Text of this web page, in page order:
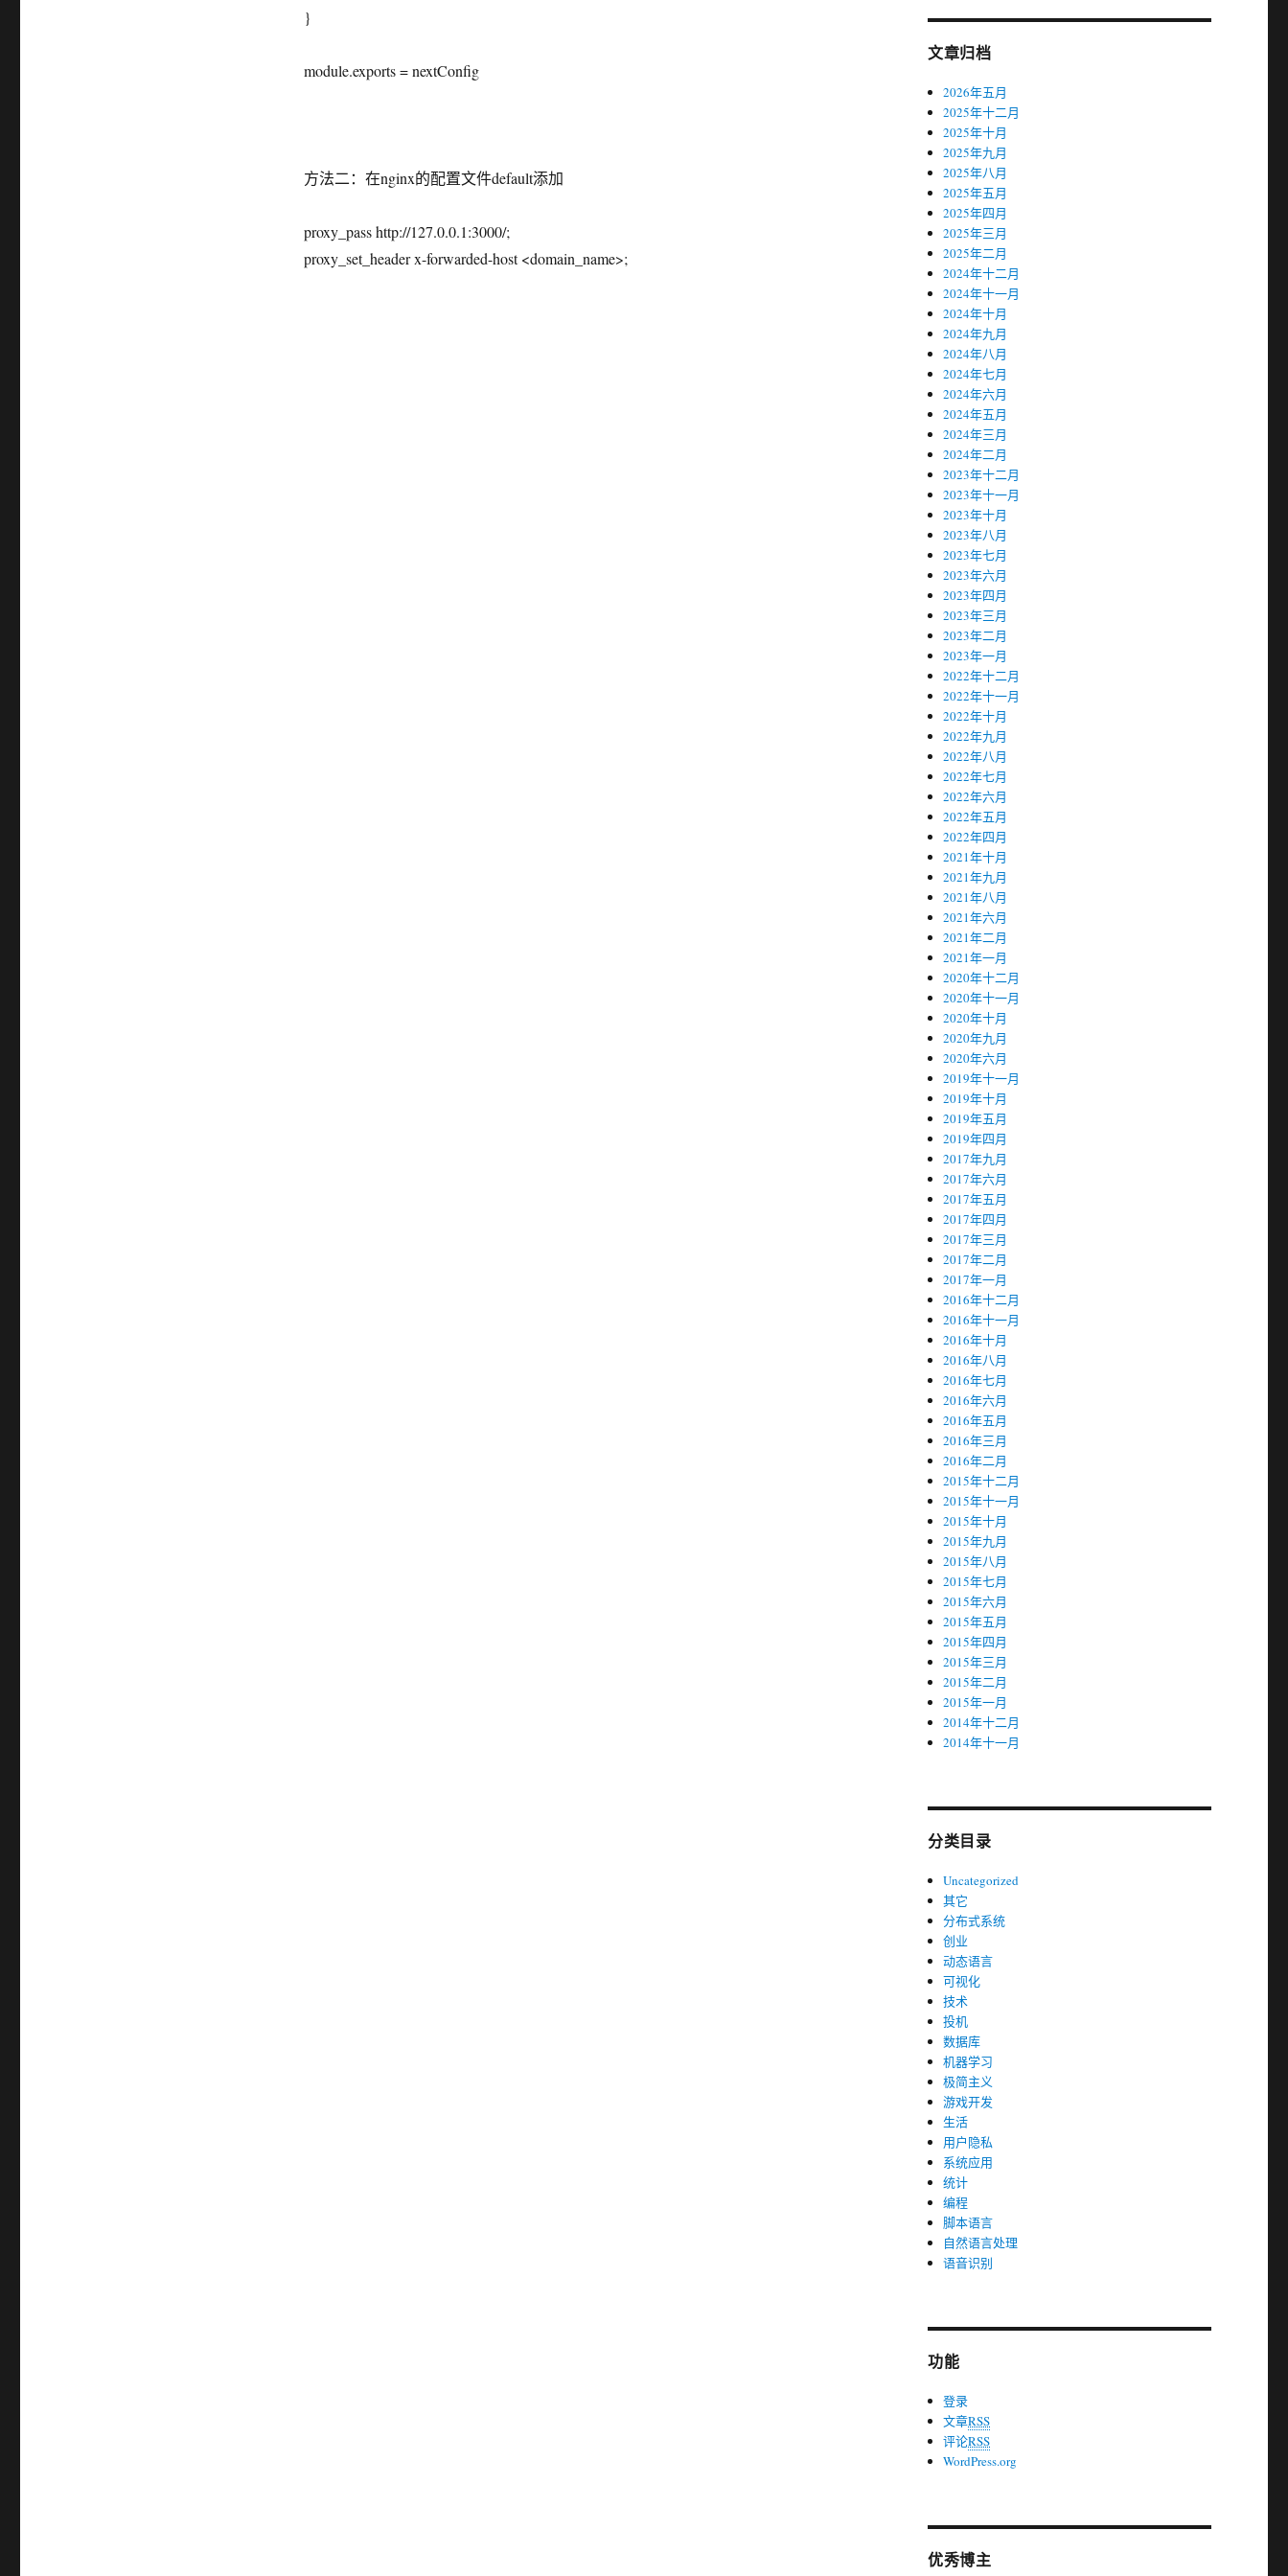
}
module.exports = nextConfig
方法二：在nginx的配置文件default添加
proxy_pass http://127.0.0.1:3000/;
proxy_set_header x-forwarded-host <domain_name>;
文章归档
2026年五月
2025年十二月
2025年十月
2025年九月
2025年八月
2025年五月
2025年四月
2025年三月
2025年二月
2024年十二月
2024年十一月
2024年十月
2024年九月
2024年八月
2024年七月
2024年六月
2024年五月
2024年三月
2024年二月
2023年十二月
2023年十一月
2023年十月
2023年八月
2023年七月
2023年六月
2023年四月
2023年三月
2023年二月
2023年一月
2022年十二月
2022年十一月
2022年十月
2022年九月
2022年八月
2022年七月
2022年六月
2022年五月
2022年四月
2021年十月
2021年九月
2021年八月
2021年六月
2021年二月
2021年一月
2020年十二月
2020年十一月
2020年十月
2020年九月
2020年六月
2019年十一月
2019年十月
2019年五月
2019年四月
2017年九月
2017年六月
2017年五月
2017年四月
2017年三月
2017年二月
2017年一月
2016年十二月
2016年十一月
2016年十月
2016年八月
2016年七月
2016年六月
2016年五月
2016年三月
2016年二月
2015年十二月
2015年十一月
2015年十月
2015年九月
2015年八月
2015年七月
2015年六月
2015年五月
2015年四月
2015年三月
2015年二月
2015年一月
2014年十二月
2014年十一月
分类目录
Uncategorized
其它
分布式系统
创业
动态语言
可视化
技术
投机
数据库
机器学习
极简主义
游戏开发
生活
用户隐私
系统应用
统计
编程
脚本语言
自然语言处理
语音识别
功能
登录
文章RSS
评论RSS
WordPress.org
优秀博主